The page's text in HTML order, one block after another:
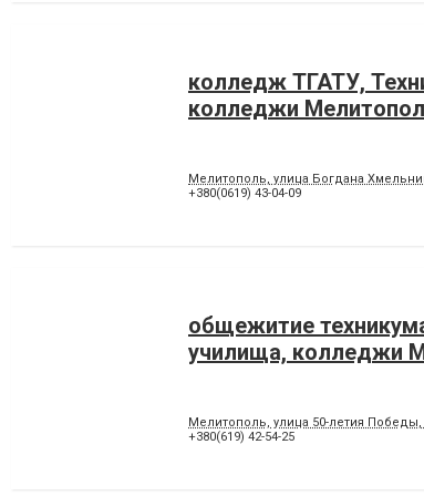
колледж ТГАТУ,
колледжи
Мелитополь, улица Богдана
+380(0619) 43-04-09
общежитие
училища, колледжи
Мелитополь, улица 50-летия Победы,
+380(619) 42-54-25